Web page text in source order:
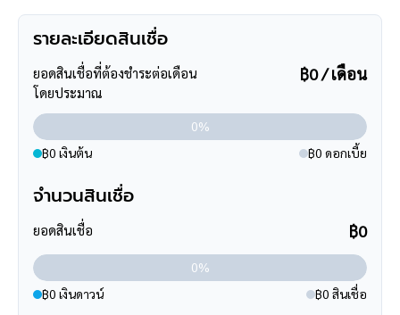
- ใกล้จุดขึ้นทางด่วน "ศรีรัช"
**สอบถามข้อมูลบ้านมือสอง**
เรามีบริการด้านสินเชื่อ ติดต่อได้กับทุกธนาคาร สามารถกู้ได้วงเงิน
สูงสุดถึง 90-110 % ที่สำคัญคือ ฟรีค่ะ
สามารถนัดชมบ้าน หรือสอบถามข้อมูลเบื้องต้น ทุกวัน ได้ที่เบอร์ 095
-264-4465,02-494-9187
คุยไลน์กับบ้านบางกอก >
Instagram >
ดูรายละเอียดเพิ่มเติมได้ที่ > http://www.bangkokassets.com/
รีวิวจริงจากลูกค้าได้ที่ : https://goo.gl/esmXPD
รายละเอียดสินเชื่อ
ยอดสินเชื่อที่ต้องชำระต่อเดือน
โดยประมาณ
฿0 / เดือน
0%
฿0 เงินต้น
฿0 ดอกเบี้ย
จำนวนสินเชื่อ
ยอดสินเชื่อ ฿0
0%
฿0 เงินดาวน์
฿0 สินเชื่อ